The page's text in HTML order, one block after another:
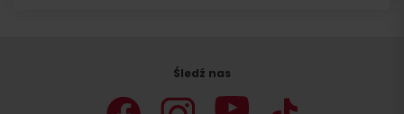
Śledź nas